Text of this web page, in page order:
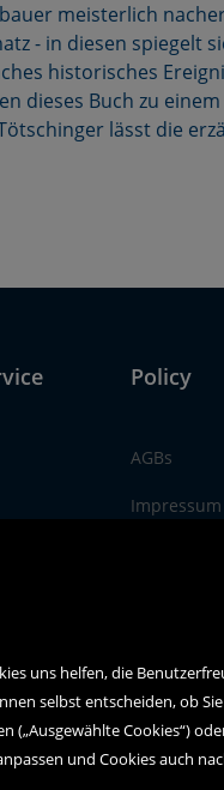
meisterlich
- in diesen spiegelt
historisches
dieses Buch zu
lässt die
Policy
AGBs
Impressum
uns helfen, die
selbst entscheiden, ob
Cookies“)
und Cookies auch